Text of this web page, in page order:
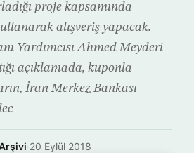
proje kapsamında
alışveriş yapacak.
Yardımcısı Ahmed Meyderi
açıklamada, kuponla
İran Merkez Bankası
·20 Eylül 2018